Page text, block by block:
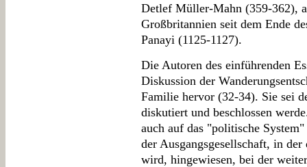
Detlef Müller-Mahn (359-362),
Großbritannien seit dem Ende
Panayi (1125-1127).
Die Autoren des einführenden
Diskussion der
Familie hervor (32-34). Sie sei
diskutiert und beschlossen
auch auf das "politische
der Ausgangsgesellschaft, in
wird, hingewiesen, bei der